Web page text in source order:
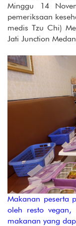
Minggu 14
pemeriksaan
medis Tzu Chi)
Jati Junction
Makanan peserta
oleh resto vegan,
makanan yang